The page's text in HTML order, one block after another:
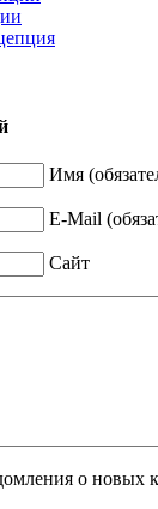
Имя
E-Mail
Сайт
о новых